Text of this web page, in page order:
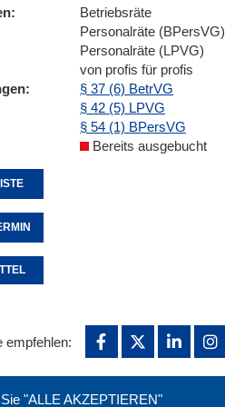
Betriebsräte
Personalräte (BPersVG)
Personalräte (LPVG)
von profis für profis
§ 37 (6) BetrVG
§ 42 (5) LPVG
§ 54 (1) BPersVG
Bereits ausgebucht
"ALLE AKZEPTIEREN"
empfehlen: